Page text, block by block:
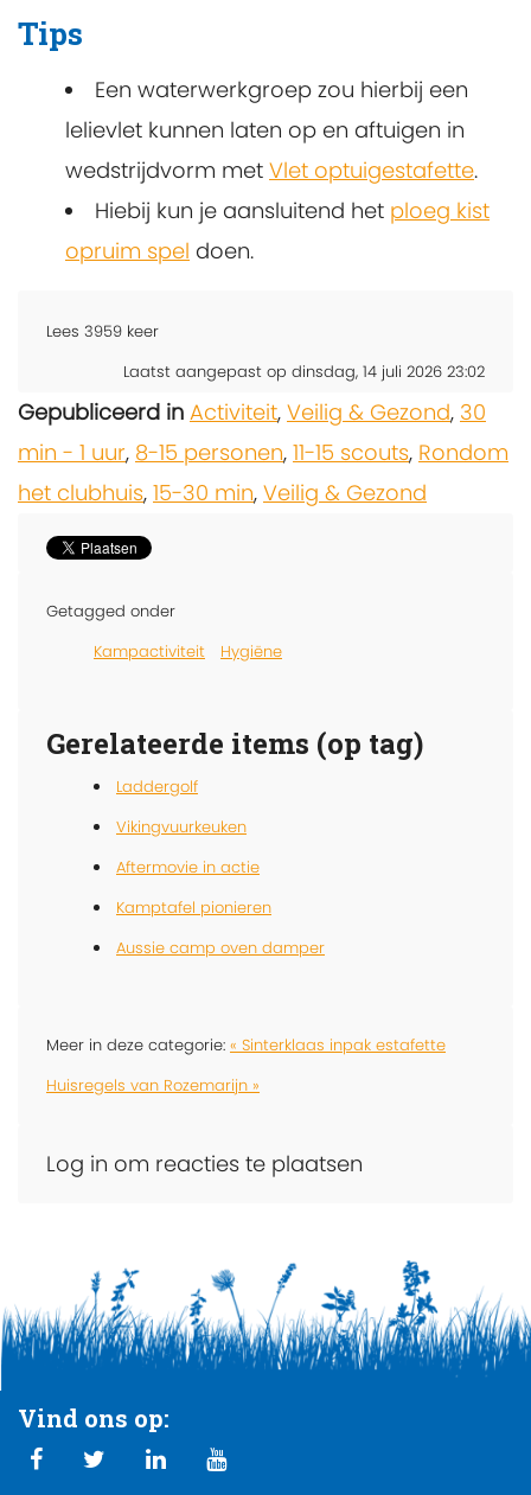
Tips
Een waterwerkgroep zou hierbij een
lelievlet kunnen laten op en aftuigen in
wedstrijdvorm met Vlet optuigestafette.
Hiebij kun je aansluitend het ploeg kist
opruim spel doen.
Lees 3959 keer
Laatst aangepast op dinsdag, 14 juli 2026 23:02
Gepubliceerd in Activiteit, Veilig & Gezond, 30
min - 1 uur, 8-15 personen, 11-15 scouts, Rondom
het clubhuis, 15-30 min, Veilig & Gezond
Getagged onder
Kampactiviteit
Hygiëne
Gerelateerde items (op tag)
Laddergolf
Vikingvuurkeuken
Aftermovie in actie
Kamptafel pionieren
Aussie camp oven damper
Meer in deze categorie: « Sinterklaas inpak estafette
Huisregels van Rozemarijn »
Log in om reacties te plaatsen
Vind ons op: